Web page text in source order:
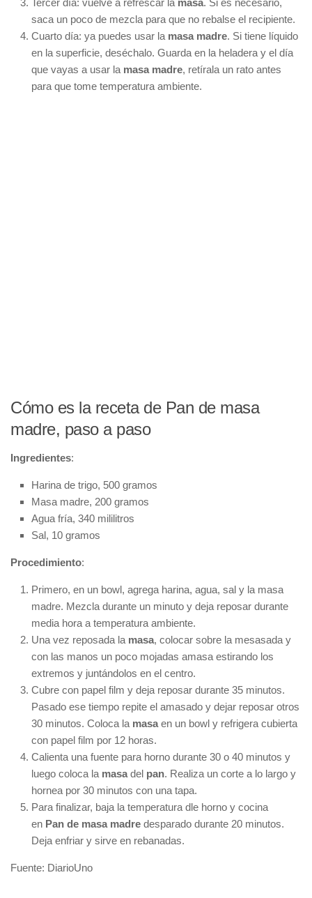
saca un poco de mezcla para que no rebalse el recipiente.
Cuarto día: ya puedes usar la masa madre. Si tiene líquido
en la superficie, deséchalo. Guarda en la heladera y el día
que vayas a usar la masa madre, retírala un rato antes
para que tome temperatura ambiente.
Cómo es la receta de Pan de masa
madre, paso a paso
Ingredientes:
Harina de trigo, 500 gramos
Masa madre, 200 gramos
Agua fría, 340 mililitros
Sal, 10 gramos
Procedimiento:
Primero, en un bowl, agrega harina, agua, sal y la masa
madre. Mezcla durante un minuto y deja reposar durante
media hora a temperatura ambiente.
Una vez reposada la masa, colocar sobre la mesasada y
con las manos un poco mojadas amasa estirando los
extremos y juntándolos en el centro.
Cubre con papel film y deja reposar durante 35 minutos.
Pasado ese tiempo repite el amasado y dejar reposar otros
30 minutos. Coloca la masa en un bowl y refrigera cubierta
con papel film por 12 horas.
Calienta una fuente para horno durante 30 o 40 minutos y
luego coloca la masa del pan. Realiza un corte a lo largo y
hornea por 30 minutos con una tapa.
Para finalizar, baja la temperatura dle horno y cocina
en Pan de masa madre desparado durante 20 minutos.
Deja enfriar y sirve en rebanadas.
Fuente: DiarioUno